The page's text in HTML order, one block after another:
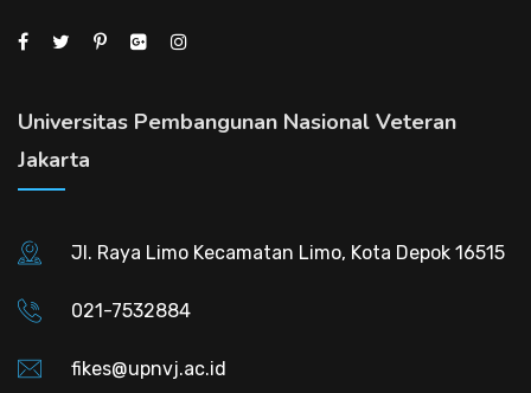
Universitas Pembangunan Nasional Veteran
Jakarta
Jl. Raya Limo Kecamatan Limo, Kota Depok 16515
021-7532884
fikes@upnvj.ac.id